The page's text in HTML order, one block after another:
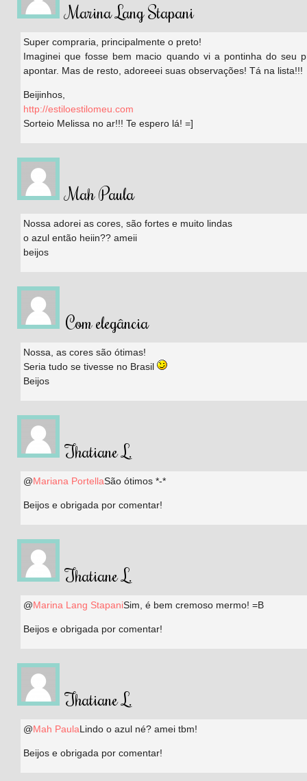
Marina Lang Stapani
Super compraria, principalmente o preto!
Imaginei que fosse bem macio quando vi a pontinha do seu
apontar. Mas de resto, adoreeei suas observações! Tá na lista!!!
Beijinhos,
http://estiloestilomeu.com
Sorteio Melissa no ar!!! Te espero lá! =]
Mah Paula
Nossa adorei as cores, são fortes e muito lindas
o azul então heiin?? ameii
beijos
Com elegância
Nossa, as cores são ótimas!
Seria tudo se tivesse no Brasil
Beijos
Thatiane L.
@Mariana PortellaSão ótimos *-*
Beijos e obrigada por comentar!
Thatiane L.
@Marina Lang StapaniSim, é bem cremoso mermo! =B
Beijos e obrigada por comentar!
Thatiane L.
@Mah PaulaLindo o azul né? amei tbm!
Beijos e obrigada por comentar!